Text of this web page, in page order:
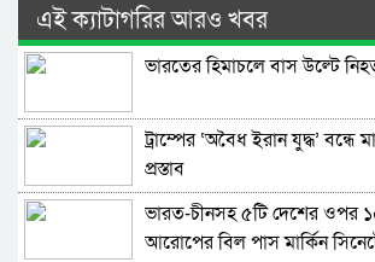
এই ক্যাটাগরির আরও খবর
ভারতের হিমাচলে বাস উল্টে
ট্রাম্পের ‘অবৈধ ইরান যুদ্ধ’ বন্ধে
প্রস্তাব
ভারত-চীনসহ ৫টি দেশের ওপর
আরোপের বিল পাস মার্কিন